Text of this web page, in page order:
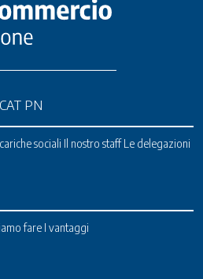
sociali Il nostro staff Le delegazioni
fare I vantaggi